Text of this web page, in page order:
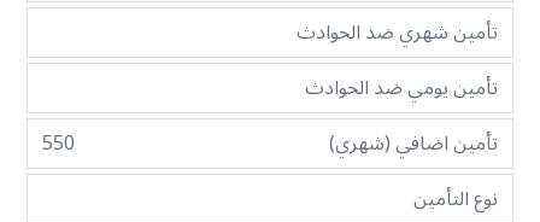
تأمين شهري ضد الحوادث
تأمين يومي ضد الحوادث
تأمين اضافي (شهري)
550
نوع التأمين